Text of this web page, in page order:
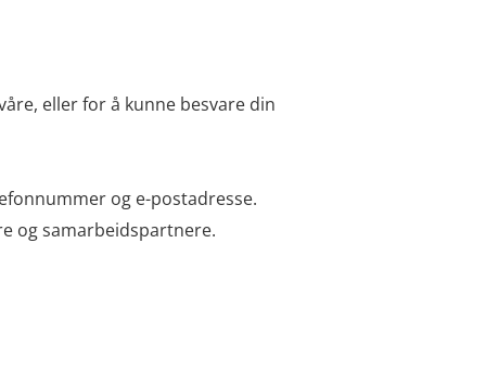
eller for å kunne besvare din
og e-postadresse.
og samarbeidspartnere.